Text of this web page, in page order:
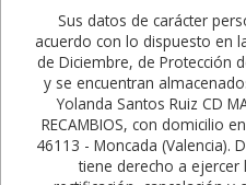
Sus datos de carácter
acuerdo con lo dispuesto en
de Diciembre, de Protección
y se encuentran
Yolanda Santos Ruiz CD
RECAMBIOS, con domicilio
46113 - Moncada (Valencia).
tiene derecho a ejercer